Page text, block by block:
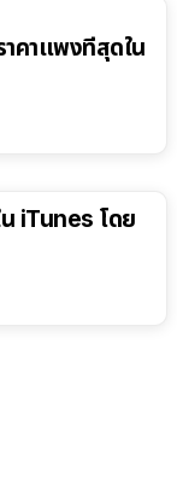
คาแพงที่สุดใน
iTunes โดย